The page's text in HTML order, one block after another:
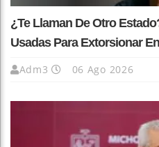
¿Te Llaman De Otro
Usadas Para Extorsionar
Adm3 06 Ago 2026